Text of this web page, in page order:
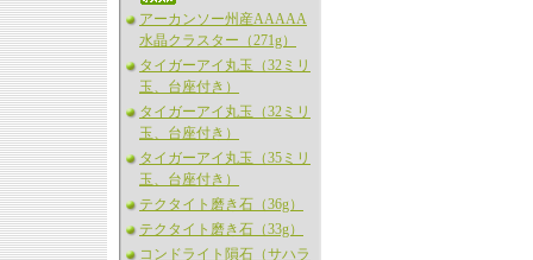
アーカンソー州産AAAAA
水晶クラスター（271g）
タイガーアイ丸玉（32ミリ
玉、台座付き）
タイガーアイ丸玉（32ミリ
玉、台座付き）
タイガーアイ丸玉（35ミリ
玉、台座付き）
テクタイト磨き石（36g）
テクタイト磨き石（33g）
コンドライト隕石（サハラ